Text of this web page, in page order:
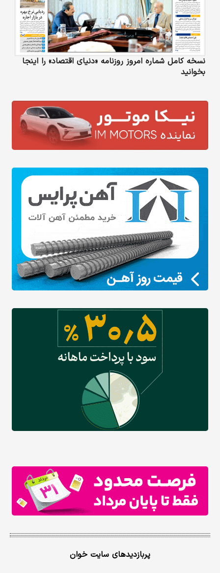
نسخه کامل شماره امروز روزنامه «دنیای‌ اقتصاد» را اینجا
بخوانید
پربازدیدهای سایت خوان